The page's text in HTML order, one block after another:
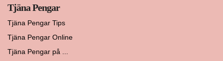
Tjäna Pengar
Tjäna Pengar Tips
Tjäna Pengar Online
Tjäna Pengar på ...